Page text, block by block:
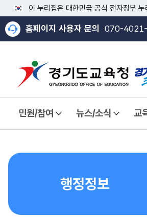
이 누리집은 대한민국 공식 전자정부 누
홈페이지 사용자 문의 070-
민원/참여
열기
뉴스/소식
열기
교
열
행정정보